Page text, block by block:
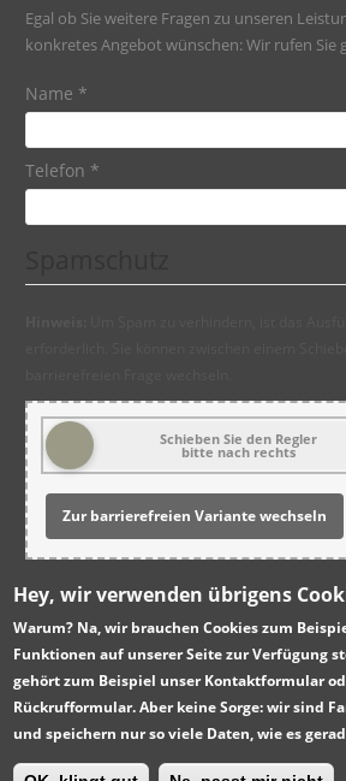
Egal ob Sie weitere Fragen zu unseren
konkretes Angebot wünschen: Wir rufen Sie
Name *
Telefon *
Schieben Sie den Regler
bitte nach rechts
Zur barrierefreien Variante wechseln
Ich bin damit einverstanden, dass
Daten zur Kontaktaufnahme
© Kommune 3 - Die
Hey, wir verwenden übrigens
Warum? Na, wir brauchen Cookies zum
Funktionen auf unserer Seite zur Verfügung
gehört zum Beispiel unser Kontaktformular
Rückrufformular. Aber keine Sorge: wir sind
und speichern nur so viele Daten, wie es